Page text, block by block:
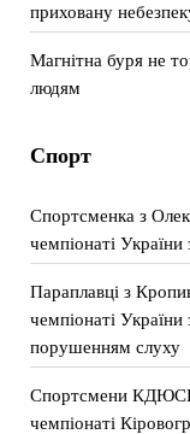
приховану
Магнітна буря не
людям
Спорт
Спортсменка з
чемпіонаті України
Параплавці з
чемпіонаті
порушенням слуху
Спортсмени
чемпіонаті